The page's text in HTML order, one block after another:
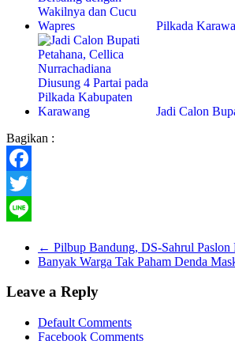
Pilkada
Jadi Calon
Bagikan :
Facebook
Twitter
← Pilbup Bandung, DS-Sahrul
Banyak Warga Tak Paham Denda
Leave a Reply
Default Comments
Facebook Comments